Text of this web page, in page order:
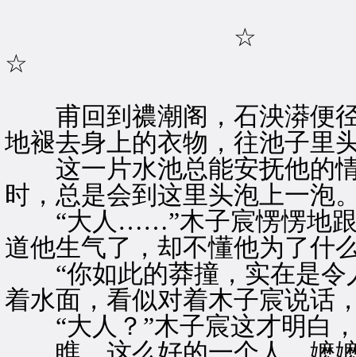
☆
☆
甫回到禯潮阁，石泱漭便径
地褪去身上的衣物，往池子里
这一片水池总能安抚他的情
时，总是会到这里头泡上一泡
“大人……”木子宸愣愣地跟
道他生气了，却不懂他为了什
“你如此的莽撞，实在是令
着水面，看似对着木子宸说话
“大人？”木子宸这才明白，